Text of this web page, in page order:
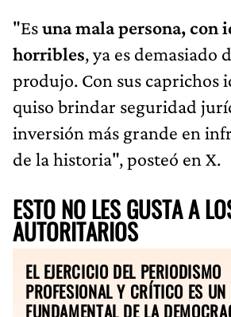
"Esuna mala persona, con
horribles, ya es demasiado
produjo. Con sus caprichos
quiso brindar seguridad
inversión más grande en
de la historia", posteó en X.
ESTO NO LES GUSTA A
AUTORITARIOS
EL EJERCICIO DEL PERIODISMO
PROFESIONAL Y CRÍTICO ES
FUNDAMENTAL DE LA